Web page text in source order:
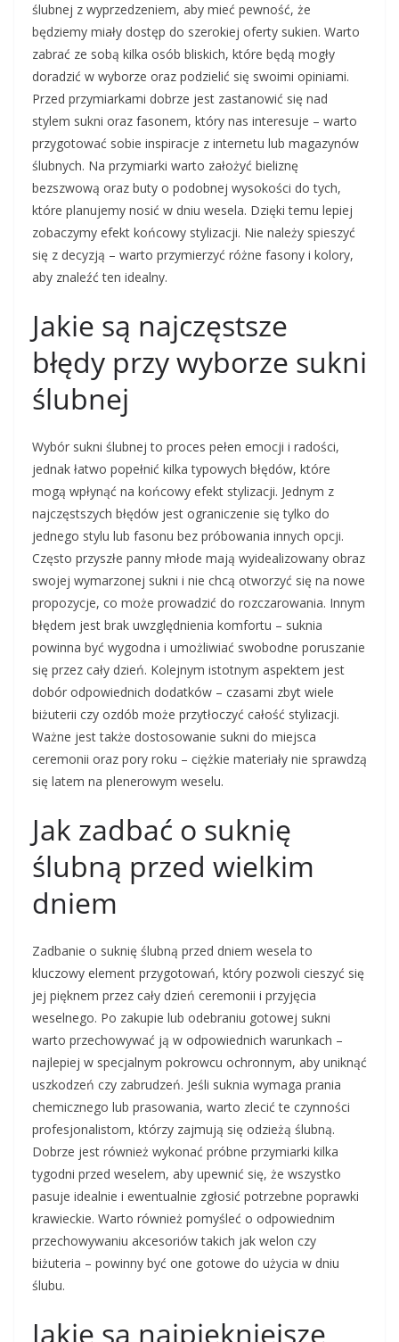
ślubnej z wyprzedzeniem, aby mieć pewność, że
będziemy miały dostęp do szerokiej oferty sukien. Warto
zabrać ze sobą kilka osób bliskich, które będą mogły
doradzić w wyborze oraz podzielić się swoimi opiniami.
Przed przymiarkami dobrze jest zastanowić się nad
stylem sukni oraz fasonem, który nas interesuje – warto
przygotować sobie inspiracje z internetu lub magazynów
ślubnych. Na przymiarki warto założyć bieliznę
bezszwową oraz buty o podobnej wysokości do tych,
które planujemy nosić w dniu wesela. Dzięki temu lepiej
zobaczymy efekt końcowy stylizacji. Nie należy spieszyć
się z decyzją – warto przymierzyć różne fasony i kolory,
aby znaleźć ten idealny.
Jakie są najczęstsze
błędy przy wyborze sukni
ślubnej
Wybór sukni ślubnej to proces pełen emocji i radości,
jednak łatwo popełnić kilka typowych błędów, które
mogą wpłynąć na końcowy efekt stylizacji. Jednym z
najczęstszych błędów jest ograniczenie się tylko do
jednego stylu lub fasonu bez próbowania innych opcji.
Często przyszłe panny młode mają wyidealizowany obraz
swojej wymarzonej sukni i nie chcą otworzyć się na nowe
propozycje, co może prowadzić do rozczarowania. Innym
błędem jest brak uwzględnienia komfortu – suknia
powinna być wygodna i umożliwiać swobodne poruszanie
się przez cały dzień. Kolejnym istotnym aspektem jest
dobór odpowiednich dodatków – czasami zbyt wiele
biżuterii czy ozdób może przytłoczyć całość stylizacji.
Ważne jest także dostosowanie sukni do miejsca
ceremonii oraz pory roku – ciężkie materiały nie sprawdzą
się latem na plenerowym weselu.
Jak zadbać o suknię
ślubną przed wielkim
dniem
Zadbanie o suknię ślubną przed dniem wesela to
kluczowy element przygotowań, który pozwoli cieszyć się
jej pięknem przez cały dzień ceremonii i przyjęcia
weselnego. Po zakupie lub odebraniu gotowej sukni
warto przechowywać ją w odpowiednich warunkach –
najlepiej w specjalnym pokrowcu ochronnym, aby uniknąć
uszkodzeń czy zabrudzeń. Jeśli suknia wymaga prania
chemicznego lub prasowania, warto zlecić te czynności
profesjonalistom, którzy zajmują się odzieżą ślubną.
Dobrze jest również wykonać próbne przymiarki kilka
tygodni przed weselem, aby upewnić się, że wszystko
pasuje idealnie i ewentualnie zgłosić potrzebne poprawki
krawieckie. Warto również pomyśleć o odpowiednim
przechowywaniu akcesoriów takich jak welon czy
biżuteria – powinny być one gotowe do użycia w dniu
ślubu.
Jakie są najpiękniejsze